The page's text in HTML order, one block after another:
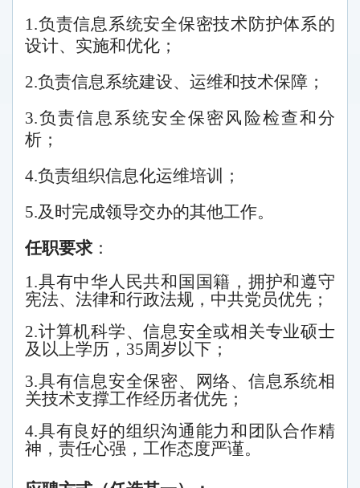
1.负责信息系统安全保密技术防护体系的
设计、实施和优化；
2.负责信息系统建设、运维和技术保障；
3.负责信息系统安全保密风险检查和分
析；
4.负责组织信息化运维培训；
5.及时完成领导交办的其他工作。
任职要求：
1.具有中华人民共和国国籍，拥护和遵守
宪法、法律和行政法规，中共党员优先；
2.计算机科学、信息安全或相关专业硕士
及以上学历，35周岁以下；
3.具有信息安全保密、网络、信息系统相
关技术支撑工作经历者优先；
4.具有良好的组织沟通能力和团队合作精
神，责任心强，工作态度严谨。